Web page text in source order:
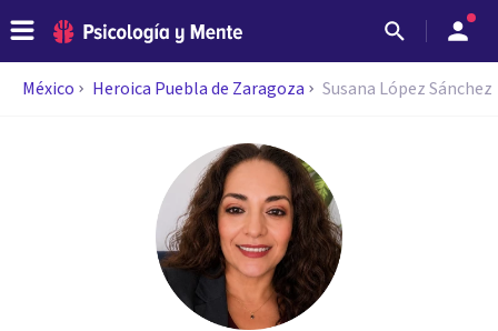
México Heroica Puebla de Zaragoza Susana López Sánchez